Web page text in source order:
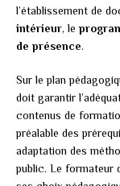
l’établissement de
intérieur, le
de présence.
Sur le plan
doit garantir
contenus de
préalable des
adaptation des
public. Le formateur